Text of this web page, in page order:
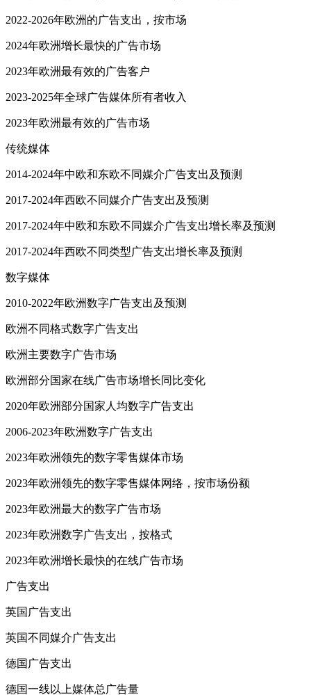
2022-2026年欧洲的广告支出，按市场
2024年欧洲增长最快的广告市场
2023年欧洲最有效的广告客户
2023-2025年全球广告媒体所有者收入
2023年欧洲最有效的广告市场
传统媒体
2014-2024年中欧和东欧不同媒介广告支出及预测
2017-2024年西欧不同媒介广告支出及预测
2017-2024年中欧和东欧不同媒介广告支出增长率及预测
2017-2024年西欧不同类型广告支出增长率及预测
数字媒体
2010-2022年欧洲数字广告支出及预测
欧洲不同格式数字广告支出
欧洲主要数字广告市场
欧洲部分国家在线广告市场增长同比变化
2020年欧洲部分国家人均数字广告支出
2006-2023年欧洲数字广告支出
2023年欧洲领先的数字零售媒体市场
2023年欧洲领先的数字零售媒体网络，按市场份额
2023年欧洲最大的数字广告市场
2023年欧洲数字广告支出，按格式
2023年欧洲增长最快的在线广告市场
广告支出
英国广告支出
英国不同媒介广告支出
德国广告支出
德国一线以上媒体总广告量